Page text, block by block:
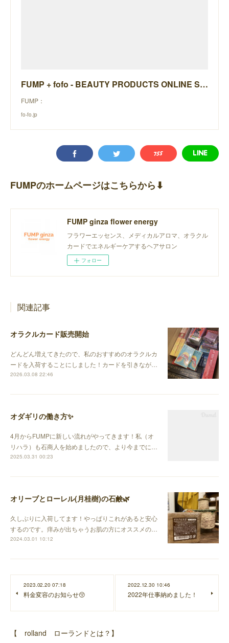
FUMP + fofo - BEAUTY PRODUCTS ONLINE STORE -
FUMP：
fo-fo.jp
FUMPのホームページはこちらから⬇︎
FUMP ginza flower energy
フラワーエッセンス、メディカルアロマ、オラクル
カードでエネルギーケアするヘアサロン
フォロー
関連記事
オラクルカード販売開始
どんどん増えてきたので、私のおすすめのオラクルカ
ードを入荷することにしました！カードを引きなが…
2026.03.08 22:46
オダギリの働き方✨
4月からFUMPに新しい流れがやってきます！私（オ
リハラ）も石商人を始めましたので、より今までに…
2025.03.31 00:23
オリーブとローレル(月桂樹)の石鹸🌿
久しぶりに入荷してます！やっぱりこれがあると安心
するのです。痒みが出ちゃうお肌の方にオススメの…
2024.03.01 10:12
2023.02.20 07:18
料金変容のお知らせ😚
2022.12.30 10:46
2022年仕事納めました！
【 rolland ローランドとは？】